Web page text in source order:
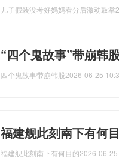
儿子假装没考好妈妈看分后激动鼓掌
“四个鬼故事”带崩韩
四个鬼故事带崩韩股2026-06-25
福建舰此刻南下有何
福建舰此刻南下有何目的2026-06-